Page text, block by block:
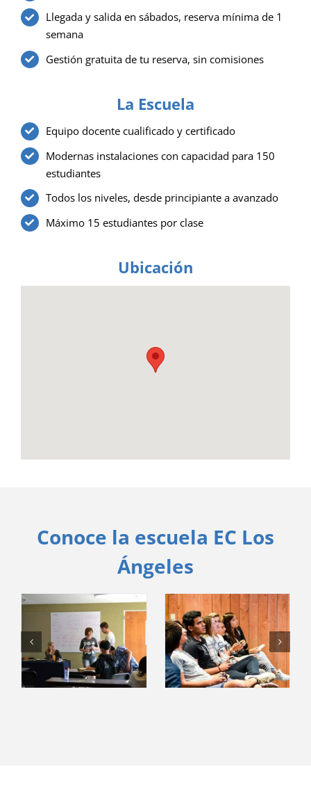
Llegada y salida en sábados, reserva mínima de 1
semana
Gestión gratuita de tu reserva, sin comisiones
La Escuela
Equipo docente cualificado y certificado
Modernas instalaciones con capacidad para 150
estudiantes
Todos los niveles, desde principiante a avanzado
Máximo 15 estudiantes por clase
Ubicación
Conoce la escuela EC Los
Ángeles